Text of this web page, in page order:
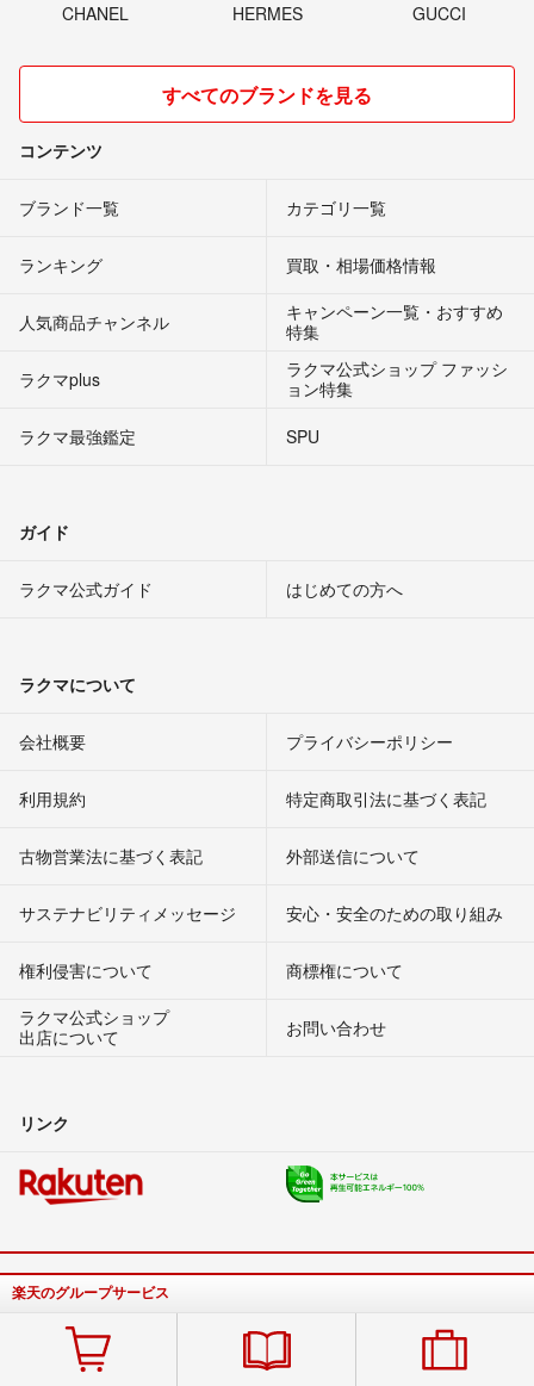
CHANEL HERMES GUCCI
すべてのブランドを見る
コンテンツ
ブランド一覧 カテゴリ一覧
ランキング 買取・相場価格情報
人気商品チャンネル
キャンペーン一覧・おすすめ
特集
ラクマplus
ラクマ公式ショップ ファッシ
ョン特集
ラクマ最強鑑定
SPU
ガイド
ラクマ公式ガイド はじめての方へ
ラクマについて
会社概要 プライバシーポリシー
利用規約 特定商取引法に基づく表記
古物営業法に基づく表記 外部送信について
サステナビリティメッセージ 安心・安全のための取り組み
権利侵害について
商標権について
ラクマ公式ショップ
出店について
お問い合わせ
リンク
楽天のグループサービス